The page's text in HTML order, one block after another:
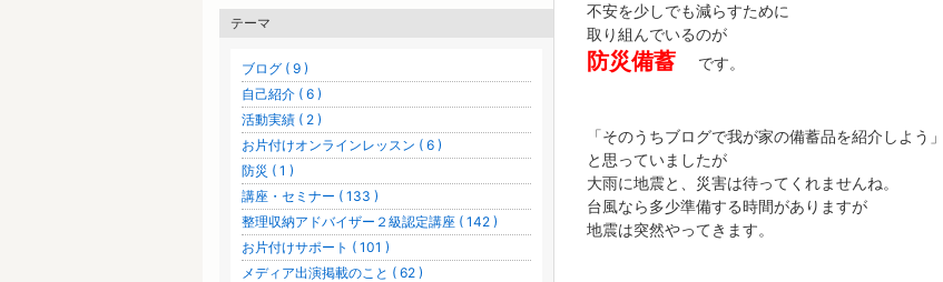
不安を少しでも減らすために
取り組んでいるのが
防災備蓄 です。
「そのうちブログで我が家の備蓄品を紹介しよう」
と思っていましたが
大雨に地震と、災害は待ってくれませんね。
台風なら多少準備する時間がありますが
地震は突然やってきます。
テーマ
ブログ ( 9 )
自己紹介 ( 6 )
活動実績 ( 2 )
お片付けオンラインレッスン ( 6 )
防災 ( 1 )
講座・セミナー ( 133 )
整理収納アドバイザー２級認定講座 ( 142 )
お片付けサポート ( 101 )
メディア出演掲載のこと ( 62 )